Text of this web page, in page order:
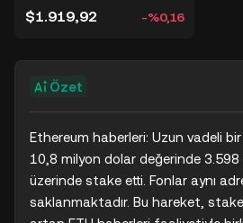
$1.919,92 -%0,16
Özet
Ethereum haberleri: Uzun vadeli
10,8 milyon dolar değerinde 3.598
üzerinde stake etti. Fonlar aynı
saklanmaktadır. Bu hareket,